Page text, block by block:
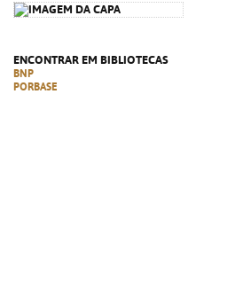
ENCONTRAR EM BIBLIOTECAS
BNP
PORBASE